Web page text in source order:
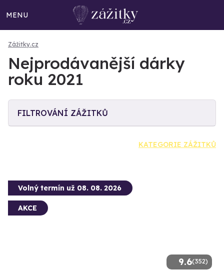
MENU
Zážitky.cz
Nejprodávanější dárky
roku 2021
FILTROVÁNÍ ZÁŽITKŮ
KATEGORIE ZÁŽITKŮ
9.6(352)
Volný termín už 08. 08. 2026
AKCE